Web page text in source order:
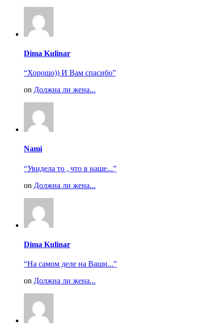
Dima Kulinar
“Хорошо)) И Вам спасибо”
on Должна ли жена...
Nami
“Увидела то , что в наше...”
on Должна ли жена...
Dima Kulinar
“На самом деле на Ваши...”
on Должна ли жена...